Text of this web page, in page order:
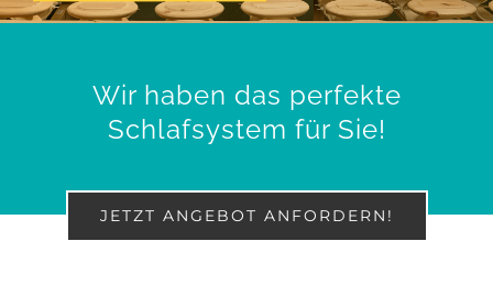
Wir haben das perfekte
Schlafsystem für Sie!
JETZT ANGEBOT ANFORDERN!